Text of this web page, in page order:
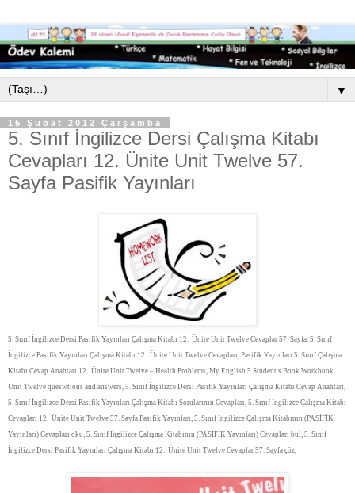
▼
15 Şubat 2012 Çarşamba
5. Sınıf İngilizce Dersi Çalışma Kitabı
Cevapları 12. Ünite Unit Twelve 57.
Sayfa Pasifik Yayınları
5. Sınıf İngilizce Dersi Pasifik Yayınları Çalışma Kitabı 12. Ünite Unit Twelve Cevaplar 57. Sayfa, 5. Sınıf
İngilizce Pasifik Yayınları Çalışma Kitabı 12. Ünite Unit Twelve Cevapları, Pasifik Yayınları 5. Sınıf Çalışma
Kitabı Cevap Anahtarı 12. Ünite Unit Twelve – Health Problems, My English 5 Student's Book Workbook
Unit Twelve queswtions and answers, 5. Sınıf İngilizce Dersi Pasifik Yayınları Çalışma Kitabı Cevap Anahtarı,
5. Sınıf İngilizce Dersi Pasifik Yayınları Çalışma Kitabı Sorularının Cevapları, 5. Sınıf İngilizce Çalışma Kitabı
Cevapları 12. Ünite Unit Twelve 57. Sayfa Pasifik Yayınları, 5. Sınıf İngilizce Çalışma Kitabının (PASİFİK
Yayınları) Cevapları oku, 5. Sınıf İngilizce Çalışma Kitabının (PASİFİK Yayınları) Cevapları bul, 5. Sınıf
İngilizce Dersi Pasifik Yayınları Çalışma Kitabı 12. Ünite Unit Twelve Cevaplar 57. Sayfa çöz,